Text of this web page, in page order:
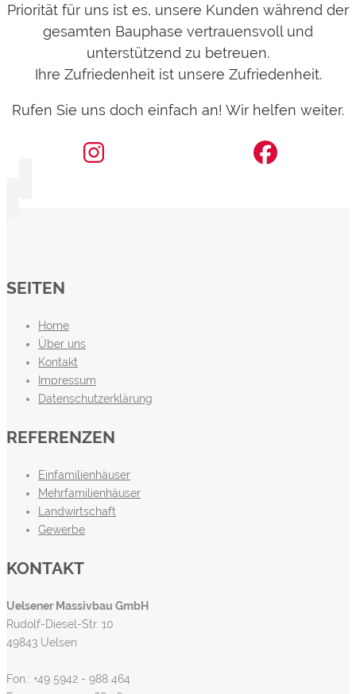
Priorität für uns ist es, unsere Kunden während der
gesamten Bauphase vertrauensvoll und
unterstützend zu betreuen.
Ihre Zufriedenheit ist unsere Zufriedenheit.
Rufen Sie uns doch einfach an! Wir helfen weiter.
SEITEN
Home
Über uns
Kontakt
Impressum
Datenschutzerklärung
REFERENZEN
Einfamilienhäuser
Mehrfamilienhäuser
Landwirtschaft
Gewerbe
KONTAKT
Uelsener Massivbau GmbH
Rudolf-Diesel-Str. 10
49843 Uelsen
Fon.: +49 5942 - 988 464